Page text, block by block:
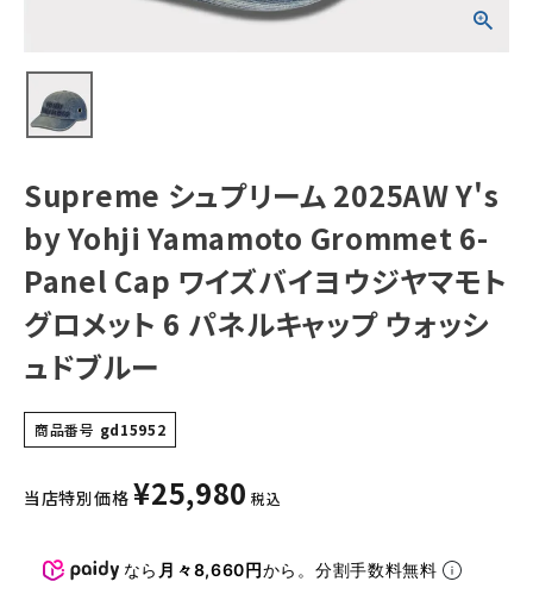
Tシャツ・ロングスリーブ
パーカー・トレーナー
キャップ・ハット
ニット帽・ビーニー
バックパック・リュック
その他バッグ類
スニーカー・ブーツ
アクセサリー
COLLABORATION BRAND
Supreme シュプリーム 2025AW Y's
by Yohji Yamamoto Grommet 6-
Panel Cap ワイズバイヨウジヤマモト
グロメット 6 パネルキャップ ウォッシ
ュドブルー
商品番号 gd15952
当店特別価格 ¥25,980 税込
なら 月々8,660円から。分割手数料無料